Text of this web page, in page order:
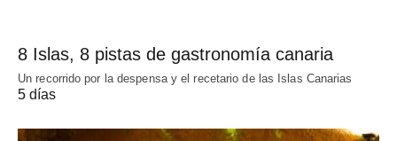
8 Islas, 8 pistas de gastronomía canaria
Un recorrido por la despensa y el recetario de las Islas Canarias
5 días